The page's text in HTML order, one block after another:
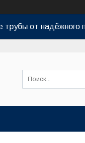
трубы от надёжного